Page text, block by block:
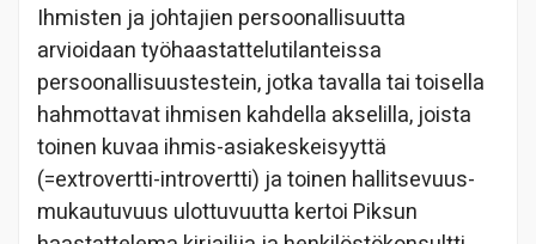
Ihmisten ja johtajien persoonallisuutta
arvioidaan työhaastattelutilanteissa
persoonallisuustestein, jotka tavalla tai toisella
hahmottavat ihmisen kahdella akselilla, joista
toinen kuvaa ihmis-asiakeskeisyyttä
(=extrovertti-introvertti) ja toinen hallitsevuus-
mukautuvuus ulottuvuutta kertoi Piksun